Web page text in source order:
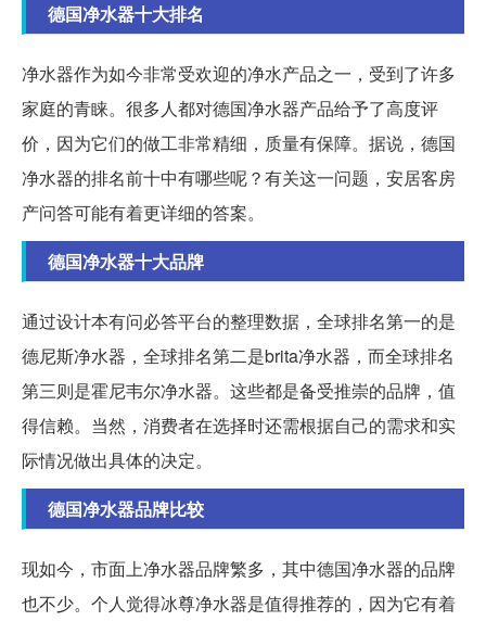
德国净水器十大排名
净水器作为如今非常受欢迎的净水产品之一，受到了许多
家庭的青睐。很多人都对德国净水器产品给予了高度评
价，因为它们的做工非常精细，质量有保障。据说，德国
净水器的排名前十中有哪些呢？有关这一问题，安居客房
产问答可能有着更详细的答案。
德国净水器十大品牌
通过设计本有问必答平台的整理数据，全球排名第一的是
德尼斯净水器，全球排名第二是brita净水器，而全球排名
第三则是霍尼韦尔净水器。这些都是备受推崇的品牌，值
得信赖。当然，消费者在选择时还需根据自己的需求和实
际情况做出具体的决定。
德国净水器品牌比较
现如今，市面上净水器品牌繁多，其中德国净水器的品牌
也不少。个人觉得冰尊净水器是值得推荐的，因为它有着